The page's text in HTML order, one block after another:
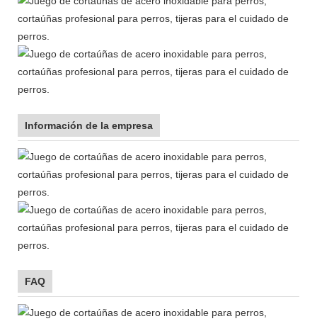
Información de la empresa
FAQ